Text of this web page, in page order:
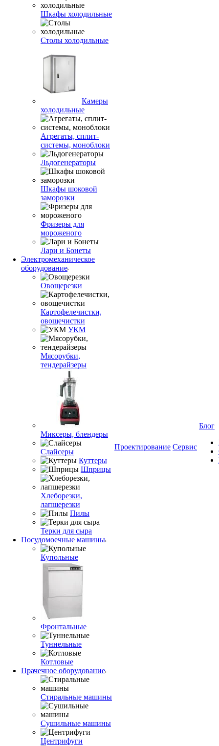
Шкафы холодильные
Столы холодильные
Камеры
холодильные
Агрегаты, сплит-
системы, моноблоки
Льдогенераторы
Шкафы шоковой
заморозки
Фризеры для
мороженого
Лари и Бонеты
Электромеханическое
оборудование
Овощерезки
Картофелечистки,
овощечистки
УКМ
Мясорубки,
тендерайзеры
Миксеры, блендеры
Слайсеры
Куттеры
Шприцы
Хлеборезки,
лапшерезки
Пилы
Терки для сыра
Посудомоечные машины
Купольные
Фронтальные
Туннельные
Котловые
Прачечное оборудование
Стиральные машины
Сушильные машины
Центрифуги
Проектирование Сервис
Блог